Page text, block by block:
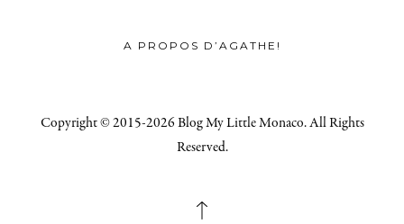
A PROPOS D’AGATHE!
Copyright © 2015-2026 Blog My Little Monaco. All Rights
Reserved.